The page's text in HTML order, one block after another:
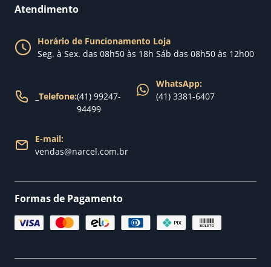
Fale conosco
Nossa loja
Política de Trocas
Política de Entrega
Atendimento
Horário de Funcionamento Loja
Seg. à Sex. das 08h50 às 18h Sáb das 08h50 às 12h00
Telefone:(41) 99247-
94499
WhatsApp:
(41) 3381-6407
E-mail:
vendas@narcel.com.br
Formas de Pagamento